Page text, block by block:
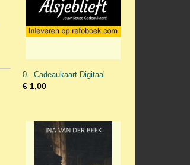
0 - Cadeaukaart Digitaal
€ 1,00